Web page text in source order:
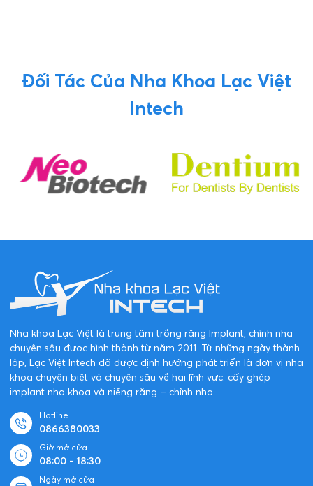
Đối Tác Của Nha Khoa Lạc Việt
Intech
Nha khoa Lạc Việt là trung tâm trồng răng Implant, chỉnh nha
chuyên sâu được hình thành từ năm 2011. Từ những ngày thành
lập, Lạc Việt Intech đã được định hướng phát triển là đơn vị nha
khoa chuyên biệt và chuyên sâu về hai lĩnh vực: cấy ghép
implant nha khoa và niềng răng – chỉnh nha.
Hotline
0866380033
Giờ mở cửa
08:00 - 18:30
Ngày mở cửa